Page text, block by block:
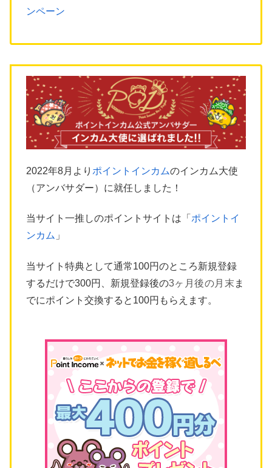
ンペーン
2022年8月より ポイントインカムのインカム大使
（アンバサダー）に就任しました！
当サイト一推しのポイントサイトは「 ポイントイ
ンカム 」
当サイト特典として通常100円のところ新規登録
するだけで300円、新規登録後の3ヶ月後の月末 ま
でにポイント交換すると100円もらえます。